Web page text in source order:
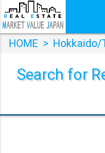
HOME > Hokkaido/
Search for